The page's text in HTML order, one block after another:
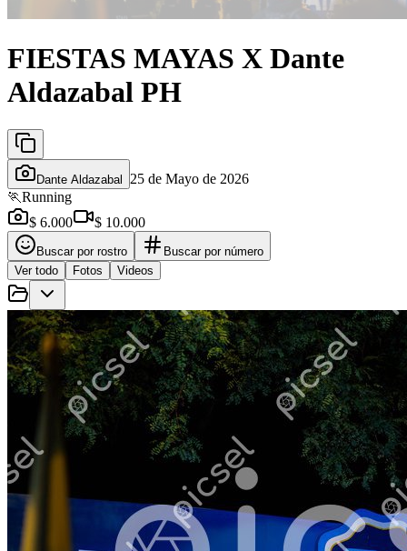
FIESTAS MAYAS X Dante
Aldazabal PH
Dante Aldazabal
25 de Mayo de 2026
🏃Running
$ 6.000
$ 10.000
Buscar por rostro
Buscar por número
Ver todo
Fotos Videos